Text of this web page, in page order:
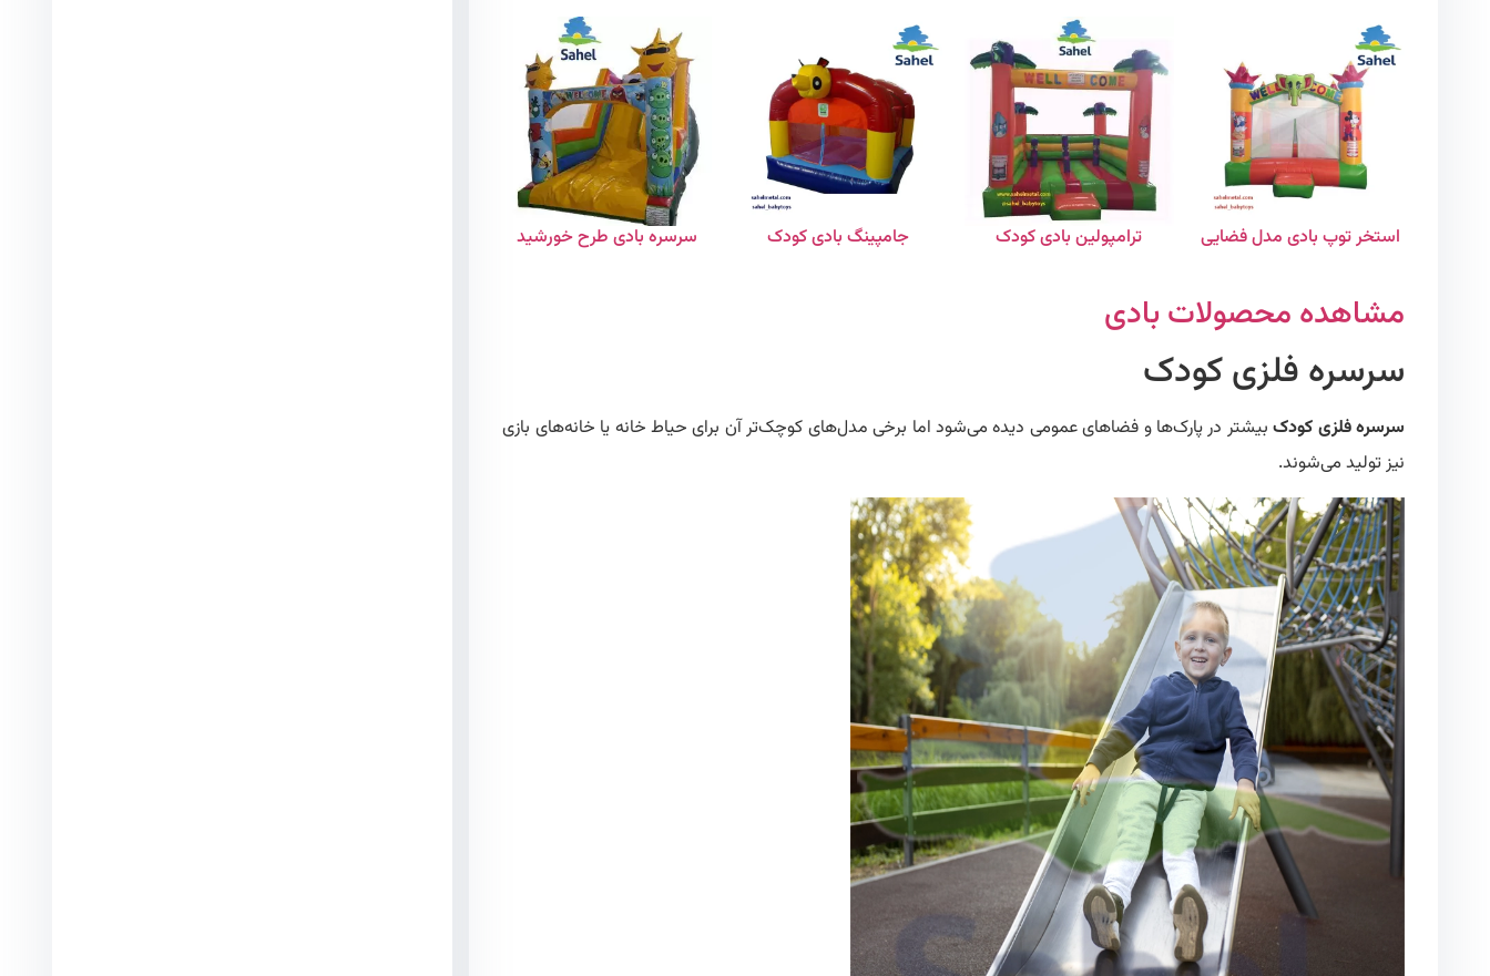
استخر توپ بادی مدل فضایی ترامپولین بادی کودک جامپینگ بادی کودک سرسره بادی طرح خورشید
مشاهده محصولات بادی
سرسره فلزی کودک
سرسره فلزی کودکبیشتر در پارک‌ها و فضاهای عمومی دیده می‌شود اما برخی مدل‌های کوچک‌تر آن برای حیاط خانه یا خانه‌های بازی
نیز تولید می‌شوند.